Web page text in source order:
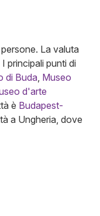
La valuta
principali punti di
di Buda Museo
d'arte
è Budapest-
a Ungheria, dove